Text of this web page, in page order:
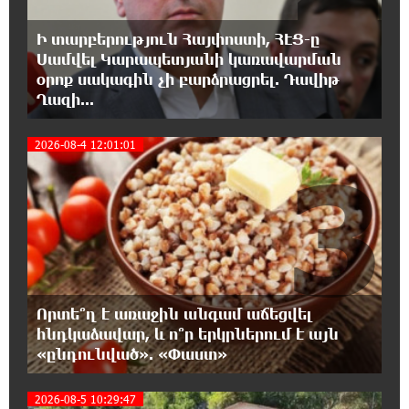
Դմիտրի Մեդվեդև. Արևմուտքի
քաղաքականությունը Հայաստանի
նկատմամբ կրկնում է վրացական սցենարը
17:36:59 8-08-2026
Հայաստանում լուրջ վտանգներ է
պարունակում. Ավետիք Չալաբյան
17:28:45 8-08-2026
«Հայաքվե»-ի հայտարարությունից հետո
WCC-ն արձագանքել է Հայ Եկեղեցու շուրջ
ստեղծված իրավիճակին
16:58:38 8-08-2026
«Շտապ հաստատեք քարտի տվյալները»․
IDBank-ը զգուշացնում է հյուրանոցների
ամրագրման հետ կապված զեղծարարությունների մասին
Ի տարբերություն Հայփոստի, ՀԷՑ-ը
Սամվել Կարապետյանի կառավարման
օրոք սակագին չի բարձրացրել. Դավիթ
Ղազի...
2026-08-4 12:01:01
Որտե՞ղ է առաջին անգամ աճեցվել
հնդկաձավար, և ո՞ր երկրներում է այն
«ընդունված». «Փաստ»
3
2026-08-5 10:29:47